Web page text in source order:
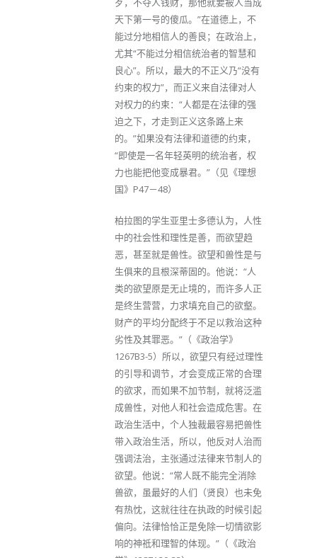
天下第一号的傻瓜。”在道德上，不
能过分地相信人的善良；在政治上，
尤其“不能过分相信统治者的智慧和
良心”。所以，最大的不正义乃“没有
约束的权力”，而正义来自法律对人
对权力的约束：“人都是在法律的强
迫之下，才走到正义这条路上来
的。”如果没有法律和道德的约束，
“即使是一名年轻英明的统治者，权
力也能把他变成暴君。”（见《理想
国》P47－48）
柏拉图的学生亚里士多德认为，人性
中的社会性和理性是善，而欲望趋
恶，甚至就是兽性。欲望和兽性是与
生俱来的且根深蒂固的。他说：“人
类的欲望原是无止境的，而许多人正
是终生营营，力求填充自己的欲壑。
财产的平均分配终于不足以救治这种
劣性及其罪恶。”（《政治学》
1267B3-5）所以，欲望只有经过理性
的引导和调节，才会变成正常的合理
的欲求，而如果不加节制，就将泛滥
成兽性，对他人和社会造成危害。在
政治生活中，个人独裁最容易把兽性
带入政治生活，所以，他反对人治而
强调法治，主张通过法律来节制人的
欲望。他说：“常人既不能完全消除
兽欲，虽最好的人们（贤良）也未免
有热忱，这就往往在执政的时候引起
偏向。法律恰恰正是免除一切情欲影
响的神祗和理智的体现。”（《政治